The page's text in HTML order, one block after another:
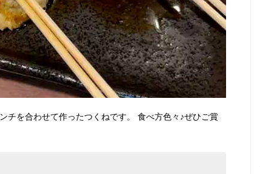
チを合わせて作ったつくねです。 食べ方色々♪ぜひご賞